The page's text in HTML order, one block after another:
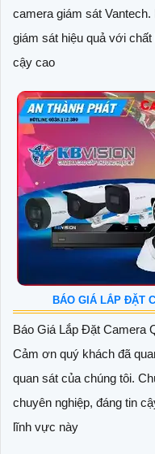
camera giám sát
giám sát hiệu quả với
cậy cao
BÁO GIÁ LẮP ĐẶT
Báo Giá Lắp Đặt Camera
Cảm ơn quý khách đã
quan sát của chúng tôi.
chuyên nghiệp, đáng tin
lĩnh vực này